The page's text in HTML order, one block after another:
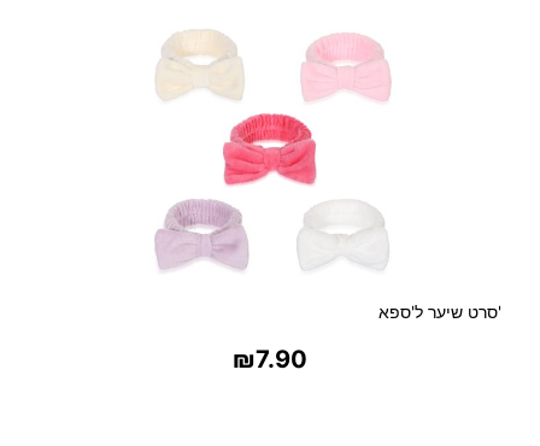
ל
ס
ה
'סרט שיער ל'ספא
₪7.90